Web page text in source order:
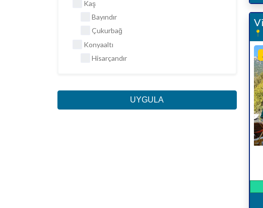
Kaş
Bayındır
Çukurbağ
Konyaaltı
Hisarçandır
UYGULA